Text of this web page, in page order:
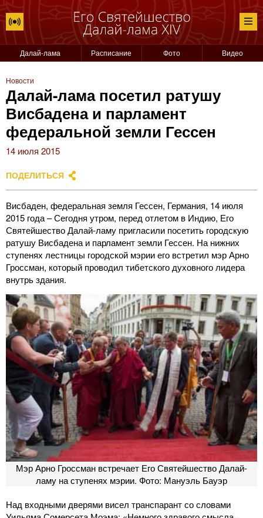
Далай-лама Расписание Фото Видео
Новости
Далай-лама посетил ратушу
Висбадена и парламент
федеральной земли Гессен
14 июля 2015
ПОДЕЛИТЬСЯ
Висбаден, федеральная земля Гессен, Германия, 14 июля
2015 года – Сегодня утром, перед отлетом в Индию, Его
Святейшество Далай-ламу пригласили посетить городскую
ратушу Висбадена и парламент земли Гессен. На нижних
ступенях лестницы городской мэрии его встретил мэр Арно
Гроссман, который проводил тибетского духовного лидера
внутрь здания.
Мэр Арно Гроссман встречает Его Святейшество Далай-
ламу на ступенях мэрии. Фото: Мануэль Бауэр
Над входными дверями висел транспарант со словами